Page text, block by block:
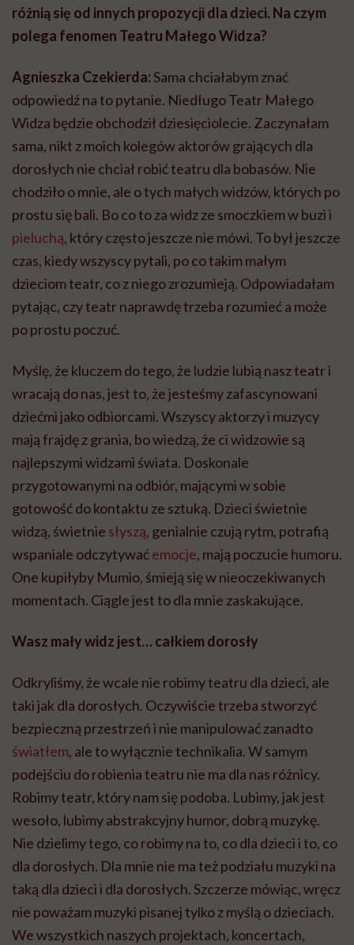
różnią się od innych propozycji dla dzieci. Na czym
polega fenomen Teatru Małego Widza?
Agnieszka Czekierda:Sama chciałabym znać
odpowiedź na to pytanie. Niedługo Teatr Małego
Widza będzie obchodził dziesięciolecie. Zaczynałam
sama, nikt z moich kolegów aktorów grających dla
dorosłych nie chciał robić teatru dla bobasów. Nie
chodziło o mnie, ale o tych małych widzów, których po
prostu się bali. Bo co to za widz ze smoczkiem w buzi i
pieluchą, który często jeszcze nie mówi. To był jeszcze
czas, kiedy wszyscy pytali, po co takim małym
dzieciom teatr, co z niego zrozumieją. Odpowiadałam
pytając, czy teatr naprawdę trzeba rozumieć a może
po prostu poczuć.
Myślę, że kluczem do tego, że ludzie lubią nasz teatr i
wracają do nas, jest to, że jesteśmy zafascynowani
dziećmi jako odbiorcami. Wszyscy aktorzy i muzycy
mają frajdę z grania, bo wiedzą, że ci widzowie są
najlepszymi widzami świata. Doskonale
przygotowanymi na odbiór, mającymi w sobie
gotowość do kontaktu ze sztuką. Dzieci świetnie
widzą, świetnie słyszą, genialnie czują rytm, potrafią
wspaniale odczytywaćemocje, mają poczucie humoru.
One kupiłyby Mumio, śmieją się w nieoczekiwanych
momentach. Ciągle jest to dla mnie zaskakujące.
Wasz mały widz jest… całkiem dorosły
Odkryliśmy, że wcale nie robimy teatru dla dzieci, ale
taki jak dla dorosłych. Oczywiście trzeba stworzyć
bezpieczną przestrzeń i nie manipulować zanadto
światłem, ale to wyłącznie technikalia. W samym
podejściu do robienia teatru nie ma dla nas różnicy.
Robimy teatr, który nam się podoba. Lubimy, jak jest
wesoło, lubimy abstrakcyjny humor, dobrą muzykę.
Nie dzielimy tego, co robimy na to, co dla dzieci i to, co
dla dorosłych. Dla mnie nie ma też podziału muzyki na
taką dla dzieci i dla dorosłych. Szczerze mówiąc, wręcz
nie poważam muzyki pisanej tylko z myślą o dzieciach.
We wszystkich naszych projektach, koncertach,